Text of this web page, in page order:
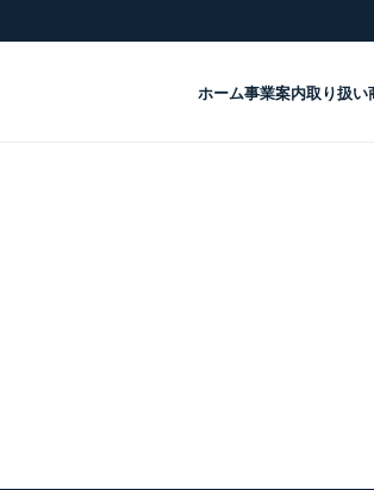
ホーム事業案内取り扱い